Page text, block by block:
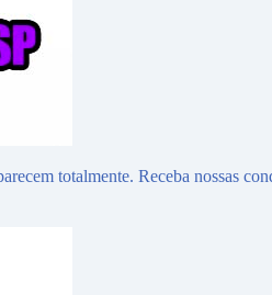
totalmente. Receba nossas